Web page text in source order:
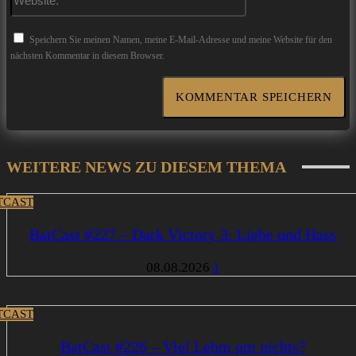
Speichern Sie meinen Namen, meine E-Mail-Adresse und meine Website für den
nächsten Kommentar in diesem Browser.
WEITERE NEWS ZU DIESEM THEMA
BatCast #227 – Dark Victory 3: Liebe und Hass
08.08.2026 1
BatCast #226 – Viel Lehm um nichts?